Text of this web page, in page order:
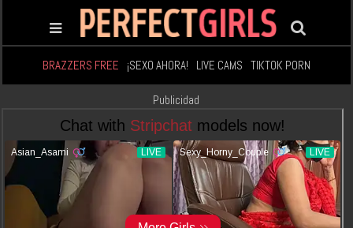
BRAZZERS FREE ¡SEXO AHORA! LIVE CAMS TIKTOK PORN
Publicidad